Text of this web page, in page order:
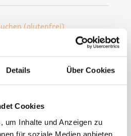
Details Über Cookies
Cookies
um Inhalte und Anzeigen zu
für soziale Medien anbieten
(glutenfrei)
inten­si­vem Oran­gen­ge­
Mehl aus­kommt. Sehr saf­tig